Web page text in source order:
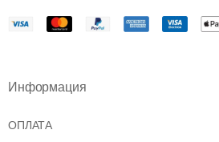
Информация
ОПЛАТА